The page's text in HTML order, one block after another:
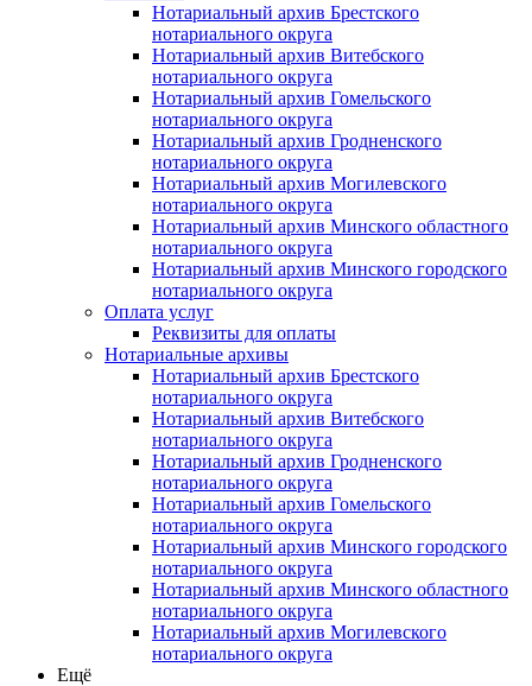
Нотариальный архив Брестского
нотариального округа
Нотариальный архив Витебского
нотариального округа
Нотариальный архив Гомельского
нотариального округа
Нотариальный архив Гродненского
нотариального округа
Нотариальный архив Могилевского
нотариального округа
Нотариальный архив Минского областного
нотариального округа
Нотариальный архив Минского городского
нотариального округа
Оплата услуг
Реквизиты для оплаты
Нотариальные архивы
Нотариальный архив Брестского
нотариального округа
Нотариальный архив Витебского
нотариального округа
Нотариальный архив Гродненского
нотариального округа
Нотариальный архив Гомельского
нотариального округа
Нотариальный архив Минского городского
нотариального округа
Нотариальный архив Минского областного
нотариального округа
Нотариальный архив Могилевского
нотариального округа
Ещё